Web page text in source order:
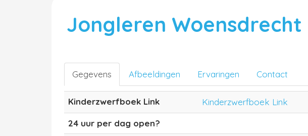
Jongleren Woensdrecht
Gegevens Afbeeldingen Ervaringen Contact
Kinderzwerfboek Link
Kinderzwerfboek Link
24 uur per dag open?